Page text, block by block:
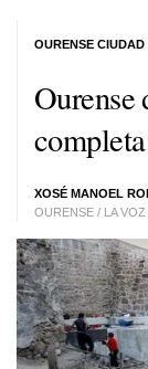
Ourense
XOSÉ MANOEL
OURENSE / LA VOZ
OURENSE CIUDAD